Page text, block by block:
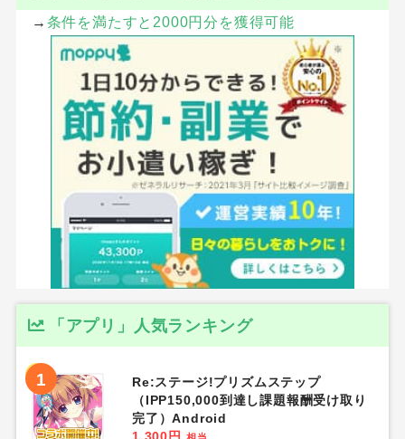
→ 条件を満たすと2000円分を獲得可能
「アプリ」人気ランキング
1
Re:ステージ!プリズムステップ
（IPP150,000到達し課題報酬受け取り
完了）Android